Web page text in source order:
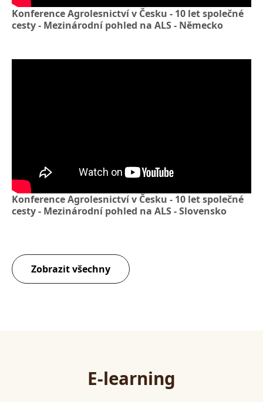
Konference Agrolesnictví v Česku - 10 let společné
cesty - Mezinárodní pohled na ALS - Německo
Konference Agrolesnictví v Česku - 10 let společné
cesty - Mezinárodní pohled na ALS - Slovensko
Zobrazit všechny
E-learning